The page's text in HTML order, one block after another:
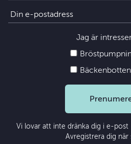
Jag är
Vi lovar att inte dränka dig i e-post
Avregistrera dig när